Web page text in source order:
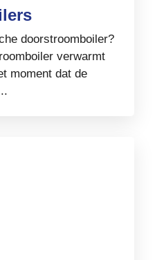
doorstroomboiler?
verwarmt
moment dat de